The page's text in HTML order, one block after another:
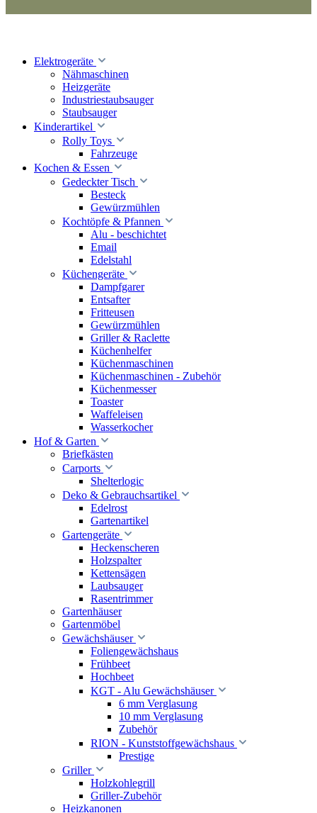
Elektrogeräte
Nähmaschinen
Heizgeräte
Industriestaubsauger
Staubsauger
Kinderartikel
Rolly Toys
Fahrzeuge
Kochen & Essen
Gedeckter Tisch
Besteck
Gewürzmühlen
Kochtöpfe & Pfannen
Alu - beschichtet
Email
Edelstahl
Küchengeräte
Dampfgarer
Entsafter
Fritteusen
Gewürzmühlen
Griller & Raclette
Küchenhelfer
Küchenmaschinen
Küchenmaschinen - Zubehör
Küchenmesser
Toaster
Waffeleisen
Wasserkocher
Hof & Garten
Briefkästen
Carports
Shelterlogic
Deko & Gebrauchsartikel
Edelrost
Gartenartikel
Gartengeräte
Heckenscheren
Holzspalter
Kettensägen
Laubsauger
Rasentrimmer
Gartenhäuser
Gartenmöbel
Gewächshäuser
Foliengewächshaus
Frühbeet
Hochbeet
KGT - Alu Gewächshäuser
6 mm Verglasung
10 mm Verglasung
Zubehör
RION - Kunststoffgewächshaus
Prestige
Griller
Holzkohlegrill
Griller-Zubehör
Heizkanonen